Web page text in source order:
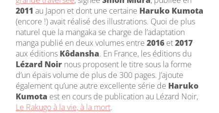
2011 au Japon et dont une certaine Haruko Kumota
(encore !) avait réalisé des illustrations. Quoi de plus
naturel que la mangaka se charge de l’adaptation
manga publié en deux volumes entre 2016 et2017
aux éditions Kôdansha. En France, les éditions du
Lézard Noir nous proposent le titre sous la forme
d’un épais volume de plus de 300 pages. J’ajoute
également qu’une autre excellente série de Haruko
Kumota est en cours de publication au Lézard Noir,
Le Rakugo à la vie, à la mort.